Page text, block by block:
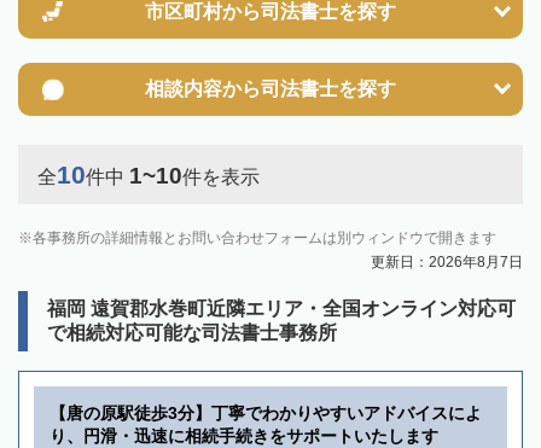
市区町村から司法書士を探す
相談内容から司法書士を探す
全10件中 1~10件を表示
各事務所の詳細情報とお問い合わせフォームは別ウィンドウで開きます
更新日：2026年8月7日
福岡 遠賀郡水巻町近隣エリア・全国オンライン対応可
で相続対応可能な司法書士事務所
【唐の原駅徒歩3分】丁寧でわかりやすいアドバイスによ
り、円滑・迅速に相続手続きをサポートいたします